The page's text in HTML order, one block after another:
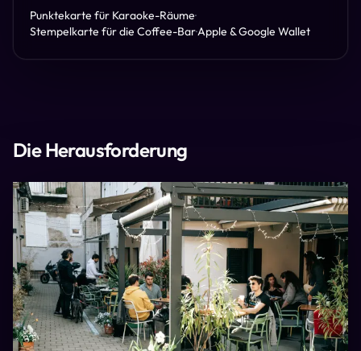
Punktekarte für Karaoke-Räume·
Stempelkarte für die Coffee-Bar·Apple & Google Wallet
Die Herausforderung